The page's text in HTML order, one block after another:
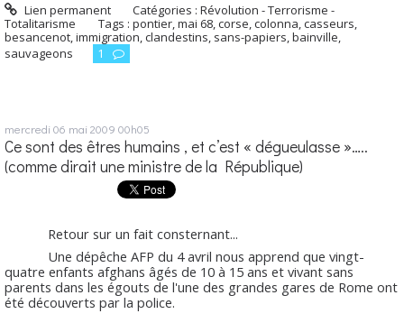
Lien permanent Catégories :Révolution - Terrorisme -
Totalitarisme
Tags : pontier,mai 68,corse,colonna,casseurs,
besancenot,immigration,clandestins, sans-papiers,bainville,
sauvageons
1
mercredi 06 mai 2009 00h05
Ce sont des êtres humains , et c’est « dégueulasse »…..
(comme dirait une ministre de la République)
Retour sur un fait consternant...
Une dépêche AFP du 4 avril nous apprend que vingt-
quatre enfants afghans âgés de 10 à 15 ans et vivant sans
parents dans les égouts de l'une des grandes gares de Rome ont
été découverts par la police.